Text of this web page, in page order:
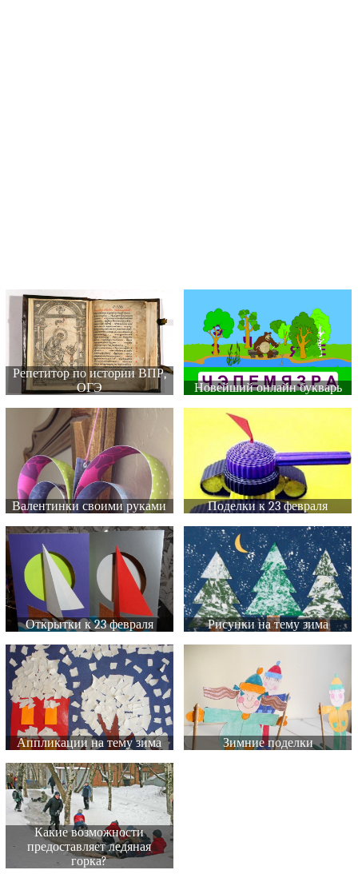
Репетитор по истории ВПР,
ОГЭ
Новейший онлайн букварь
Валентинки своими руками Поделки к 23 февраля
Открытки к 23 февраля Рисунки на тему зима
Аппликации на тему зима Зимние поделки
Какие возможности
предоставляет ледяная
горка?